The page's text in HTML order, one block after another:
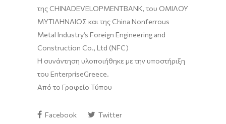
της CHINADEVELOPMENTBANK, του ΟΜΙΛΟΥ
ΜYΤΙΛHΝΑΙΟΣ και της China Nonferrous
Metal Industry’s Foreign Engineering and
Construction Co., Ltd (NFC)
Η συνάντηση υλοποιήθηκε με την υποστήριξη
του EnterpriseGreece.
Από το Γραφείο Τύπου
Facebook Twitter